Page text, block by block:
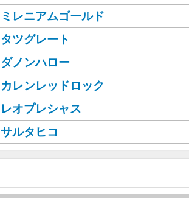
ミレニアムゴールド
タツグレート
ダノンハロー
カレンレッドロック
レオプレシャス
サルタヒコ